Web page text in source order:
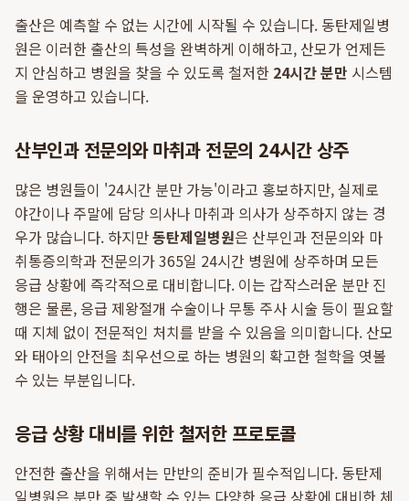
출산은 예측할 수 없는 시간에 시작될 수 있습니다. 동탄제일병
원은 이러한 출산의 특성을 완벽하게 이해하고, 산모가 언제든
지 안심하고 병원을 찾을 수 있도록 철저한 24시간 분만 시스템
을 운영하고 있습니다.
산부인과 전문의와 마취과 전문의 24시간 상주
많은 병원들이 '24시간 분만 가능'이라고 홍보하지만, 실제로
야간이나 주말에 담당 의사나 마취과 의사가 상주하지 않는 경
우가 많습니다. 하지만동탄제일병원은 산부인과 전문의와 마
취통증의학과 전문의가 365일 24시간 병원에 상주하며 모든
응급 상황에 즉각적으로 대비합니다. 이는 갑작스러운 분만 진
행은 물론, 응급 제왕절개 수술이나 무통 주사 시술 등이 필요할
때 지체 없이 전문적인 처치를 받을 수 있음을 의미합니다. 산모
와 태아의 안전을 최우선으로 하는 병원의 확고한 철학을 엿볼
수 있는 부분입니다.
응급 상황 대비를 위한 철저한 프로토콜
안전한 출산을 위해서는 만반의 준비가 필수적입니다. 동탄제
일병원은 분만 중 발생할 수 있는 다양한 응급 상황에 대비한 체